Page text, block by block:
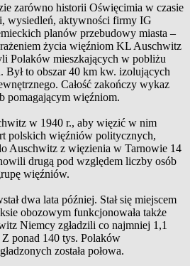
zarówno historii Oświęcimia w czasie
wysiedleń, aktywności firmy IG
planów przebudowy miasta –
życia więźniom KL Auschwitz
Polaków mieszkających w pobliżu
Był to obszar 40 km kw. izolujących
Całość zakończy wykaz
pomagającym więźniom.
w 1940 r., aby więzić w nim
polskich więźniów politycznych,
Auschwitz z więzienia w Tarnowie 14
drugą pod względem liczby osób
więźniów.
dwa lata później. Stał się miejscem
obozowym funkcjonowała także
Niemcy zgładzili co najmniej 1,1
ponad 140 tys. Polaków
została połowa.